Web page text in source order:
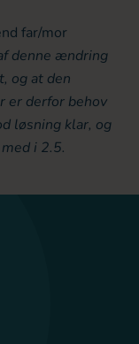
far/mor
denne ændring
og at den
er derfor behov
løsning klar, og
i 2.5.